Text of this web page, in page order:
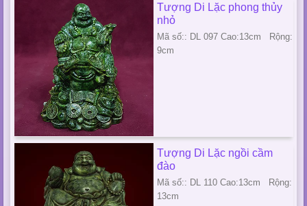
Tượng Di Lặc phong thủy
nhỏ
Mã số:: DL 097 Cao:13cm Rộng:
9cm
Tượng Di Lặc ngồi cầm
đào
Mã số:: DL 110 Cao:13cm Rộng:
13cm